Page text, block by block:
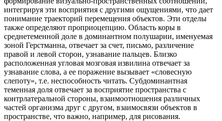
интегрируя эти восприятия с другими ощущениями, что дает
понимание траекторий перемещения объектов. Эти отделы
также определяют проприоцепцию. Область коры в
среднетеменной доле в доминантном полушарии, именуемая
зоной Герстманна, отвечает за счет, письмо, различение
правой и левой сторон, узнавание пальцев. Близко
расположенная угловая мозговая извилина отвечает за
узнавание слова, а ее поражение вызывает «словесную
слепоту», т.е. неспособность читать. Субдоминантная
теменная доля отвечает за восприятие пространства с
контрлатеральной стороны, взаимоотношения различных
частей организма друг с другом, взаимосвязи объектов в
пространстве, что важно, например, для рисования.